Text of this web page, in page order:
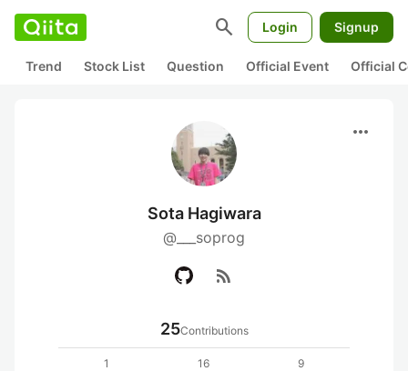
search Login Signup
Trend Stock List Question Official Event Official
more_horiz
Sota Hagiwara
@___soprog
rss_feed
25Contributions
1
16
9